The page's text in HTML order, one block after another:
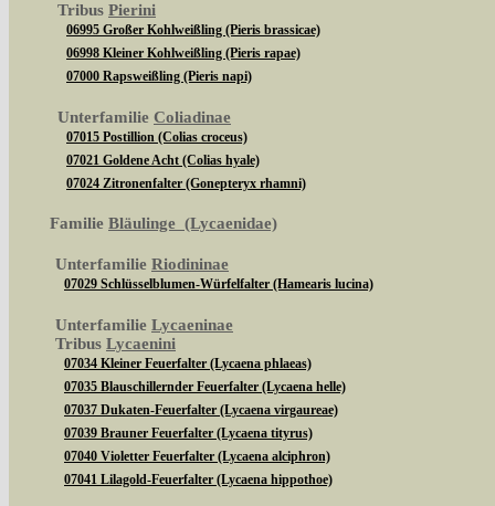
Tribus Pierini
06995 Großer Kohlweißling (Pieris brassicae)
06998 Kleiner Kohlweißling (Pieris rapae)
07000 Rapsweißling (Pieris napi)
Unterfamilie Coliadinae
07015 Postillion (Colias croceus)
07021 Goldene Acht (Colias hyale)
07024 Zitronenfalter (Gonepteryx rhamni)
Familie Bläulinge (Lycaenidae)
Unterfamilie Riodininae
07029 Schlüsselblumen-Würfelfalter (Hamearis lucina)
Unterfamilie Lycaeninae
Tribus Lycaenini
07034 Kleiner Feuerfalter (Lycaena phlaeas)
07035 Blauschillernder Feuerfalter (Lycaena helle)
07037 Dukaten-Feuerfalter (Lycaena virgaureae)
07039 Brauner Feuerfalter (Lycaena tityrus)
07040 Violetter Feuerfalter (Lycaena alciphron)
07041 Lilagold-Feuerfalter (Lycaena hippothoe)